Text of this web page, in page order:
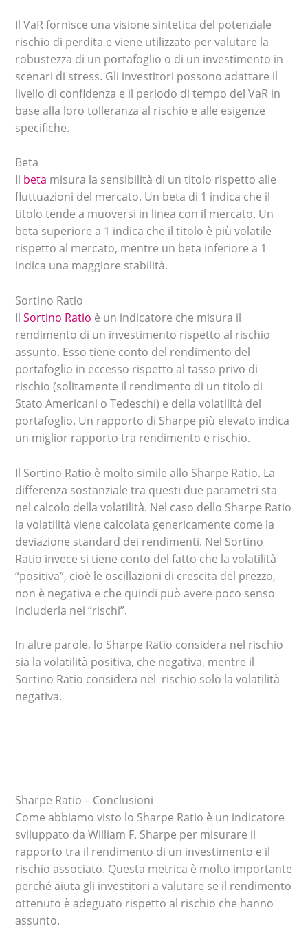
Il VaR fornisce una visione sintetica del potenziale
rischio di perdita e viene utilizzato per valutare la
robustezza di un portafoglio o di un investimento in
scenari di stress. Gli investitori possono adattare il
livello di confidenza e il periodo di tempo del VaR in
base alla loro tolleranza al rischio e alle esigenze
specifiche.
Beta
Il beta misura la sensibilità di un titolo rispetto alle
fluttuazioni del mercato. Un beta di 1 indica che il
titolo tende a muoversi in linea con il mercato. Un
beta superiore a 1 indica che il titolo è più volatile
rispetto al mercato, mentre un beta inferiore a 1
indica una maggiore stabilità.
Sortino Ratio
IlSortino Ratio è un indicatore che misura il
rendimento di un investimento rispetto al rischio
assunto. Esso tiene conto del rendimento del
portafoglio in eccesso rispetto al tasso privo di
rischio (solitamente il rendimento di un titolo di
Stato Americani o Tedeschi) e della volatilità del
portafoglio. Un rapporto di Sharpe più elevato indica
un miglior rapporto tra rendimento e rischio.
Il Sortino Ratio è molto simile allo Sharpe Ratio. La
differenza sostanziale tra questi due parametri sta
nel calcolo della volatilità. Nel caso dello Sharpe Ratio
la volatilità viene calcolata genericamente come la
deviazione standard dei rendimenti. Nel Sortino
Ratio invece si tiene conto del fatto che la volatilità
“positiva”, cioè le oscillazioni di crescita del prezzo,
non è negativa e che quindi può avere poco senso
includerla nei “rischi”.
In altre parole, lo Sharpe Ratio considera nel rischio
sia la volatilità positiva, che negativa, mentre il
Sortino Ratio considera nel rischio solo la volatilità
negativa.
Sharpe Ratio – Conclusioni
Come abbiamo visto lo Sharpe Ratio è un indicatore
sviluppato da William F. Sharpe per misurare il
rapporto tra il rendimento di un investimento e il
rischio associato. Questa metrica è molto importante
perché aiuta gli investitori a valutare se il rendimento
ottenuto è adeguato rispetto al rischio che hanno
assunto.